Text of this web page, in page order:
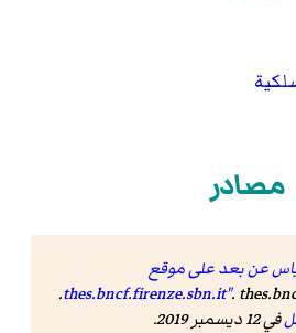
مصادر
عن بعد على موقع
thes.bncf.firenze.sbn.it"
. thes.bncf.firenze.sbn.it.
في 12 ديسمبر 2019.